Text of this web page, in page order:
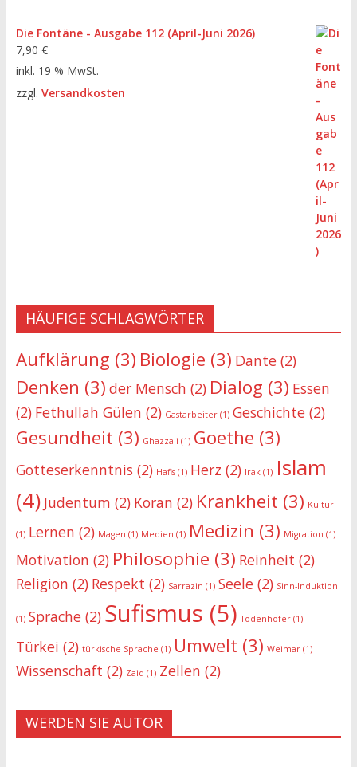
Die Fontäne - Ausgabe 112 (April-Juni 2026)
7,90 €
inkl. 19 % MwSt.
zzgl. Versandkosten
HÄUFIGE SCHLAGWÖRTER
Aufklärung (3) Biologie (3) Dante(2)
Denken (3) der Mensch (2) Dialog (3) Essen
(2) Fethullah Gülen (2) Gastarbeiter(1) Geschichte(2)
Gesundheit (3) Ghazzali (1) Goethe (3)
Gotteserkenntnis (2) Hafis(1) Herz (2) Irak(1) Islam
(4) Judentum (2) Koran (2) Krankheit (3) Kultur
(1) Lernen (2) Magen (1) Medien (1) Medizin (3) Migration (1)
Motivation (2) Philosophie (3) Reinheit (2)
Religion (2) Respekt (2) Sarrazin (1) Seele(2) Sinn-Induktion
(1) Sprache(2) Sufismus (5) Todenhöfer(1)
Türkei (2) türkische Sprache (1) Umwelt (3) Weimar(1)
Wissenschaft (2) Zaid (1) Zellen (2)
WERDEN SIE AUTOR